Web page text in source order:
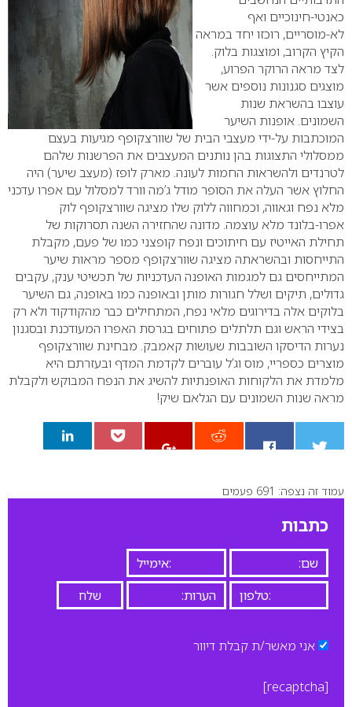
כאנטי-חינוכיים ואף
לא-מוסריים, רוכזו יחד במראה
הקיץ הקרוב, ומוצגות בלוק.
לצד מראה הרוקר הפרוע,
מוצגים סגנונות נוספים אשר
עוצבו בהשראת שנות
השמונים. אופנות השיער
המוכתבות על-ידי מעצבי הבית של שוורצקופף מגיעות בעצם
ממסלולי התצוגות בהן נותנים המעצבים את הפרשנות שלהם
לטרנדים ולהשראות החמות לעונה. מארק לופז (מעצב שיער) היה
החלוץ אשר העלה את הסופר מודל ג’מה וורד למסלול עם אפרו עדכני
מלא נפח וגאווה, וכמחווה ללוק שלו מציגה שוורצקופף לוק
אפרו-בלונד מלא עוצמה. מדונה שהחזירה השנה תסרוקות של
תחילת האייטיז עם חיתוכים ונפח קופצני כמו של פעם, מקבלת
התייחסות ובהשראתה מציגה שוורצקופף מספר מראות שיער
המתייחסים גם למגמות האופנה העדכניות של תכשיטי ענק, עקבים
גדולים, תיקים ושלל חגורות מותן ובאופנה כמו באופנה, גם השיער
בלוקים אלה בדירוגים מלאי נפח, המתחילים כבר מהקודקוד ולא רק
בצידי הראש וגם תלתלים פתוחים בגרסת האפרו המעודכנת ובסגנון
נערות הדיסקו השובבות שעושות קאמבק. מבחינת שוורצקופף
מוצרים כספריי, מוס וג’ל עוברים לקדמת המדף ובעזרתם היא
מלמדת את הלקוחות האופנתיות להשיג את הנפח המבוקש ולקבלת
מראה שנות השמונים עם הגלאם שיק!
0
עמוד זה נצפה: 691 פעמים
כתבות
אני מאשר/ת קבלת דיוור
[recaptcha]